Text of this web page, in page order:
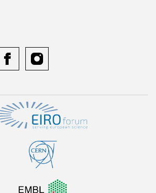
facebookinstagram